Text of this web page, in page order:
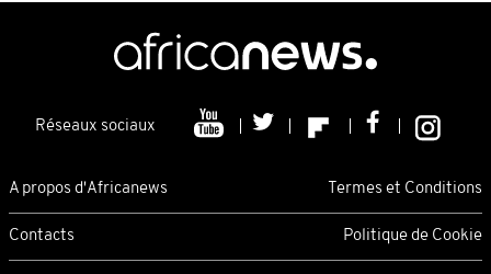
Réseaux sociaux
A propos d'Africanews Termes et Conditions
Contacts Politique de Cookie